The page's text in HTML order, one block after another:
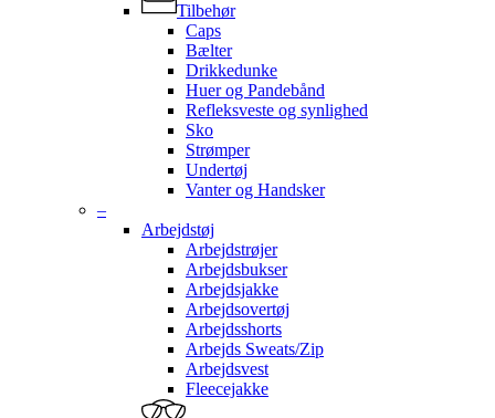
Tilbehør
Caps
Bælter
Drikkedunke
Huer og Pandebånd
Refleksveste og synlighed
Sko
Strømper
Undertøj
Vanter og Handsker
–
Arbejdstøj
Arbejdstrøjer
Arbejdsbukser
Arbejdsjakke
Arbejdsovertøj
Arbejdsshorts
Arbejds Sweats/Zip
Arbejdsvest
Fleecejakke